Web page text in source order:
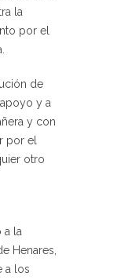
la
por el
de
y a
y con
por el
otro
a la
Henares,
a los